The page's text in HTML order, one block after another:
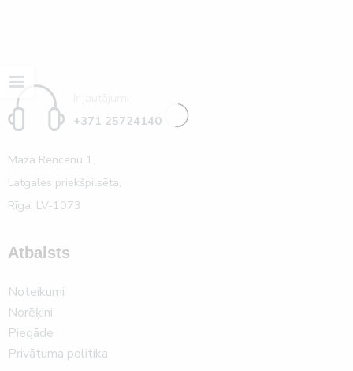
+371 25724140
Mazā Rencēnu 1,
Latgales priekšpilsēta,
Rīga, LV-1073
Atbalsts
Noteikumi
Norēķini
Piegāde
Privātuma politika